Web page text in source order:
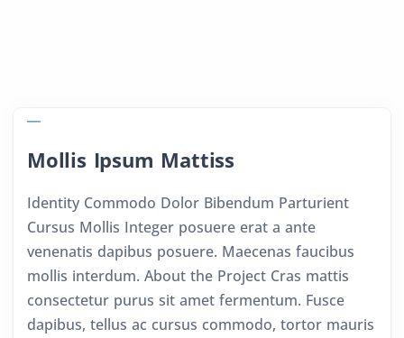
Mollis Ipsum Mattiss
Identity Commodo Dolor Bibendum Parturient
Cursus Mollis Integer posuere erat a ante
venenatis dapibus posuere. Maecenas faucibus
mollis interdum. About the Project Cras mattis
consectetur purus sit amet fermentum. Fusce
dapibus, tellus ac cursus commodo, tortor mauris